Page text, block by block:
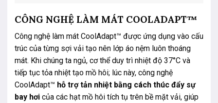
CÔNG NGHỆ LÀM MÁT COOLADAPT™
Công nghệ làm mát CoolAdapt™ được ứng dụng vào cấu
trúc của từng sợi vải tạo nên lớp áo nệm luôn thoáng
mát. Khi chúng ta ngủ, cơ thể duy trì nhiệt độ 37°C và
tiếp tục tỏa nhiệt tạo mồ hôi; lúc này, công nghệ
CoolAdapt™ hỗ trợ tản nhiệt bằng cách thúc đẩy sự
bay hơi của các hạt mồ hôi tích tụ trên bề mặt vải, giúp